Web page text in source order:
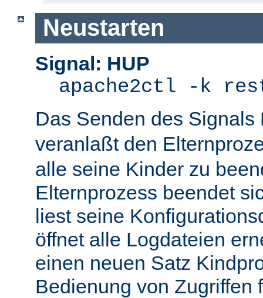
Neustarten
Signal: HUP
apache2ctl -k
Das Senden des Signals
veranlaßt den
alle seine Kinder zu
Elternprozess beendet
liest seine
öffnet alle Logdateien
einen neuen Satz
Bedienung von Zugriffen